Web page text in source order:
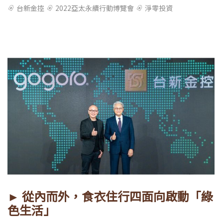
台新金控 2022亞太永續行動博覽會 淨零投資
► 從內而外，食衣住行四面向啟動「綠
色生活」